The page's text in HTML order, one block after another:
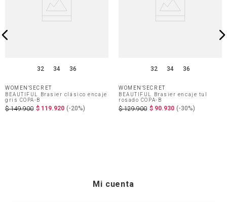
32 34 36
WOMEN'SECRET
BEAUTIFUL Brasier clásico encaje
gris COPA-B
$ 149.900 $ 119.920 (-20%)
32 34 36
WOMEN'SECRET
BEAUTIFUL Brasier encaje tul
rosado COPA-B
$ 129.900 $ 90.930 (-30%)
Mi cuenta